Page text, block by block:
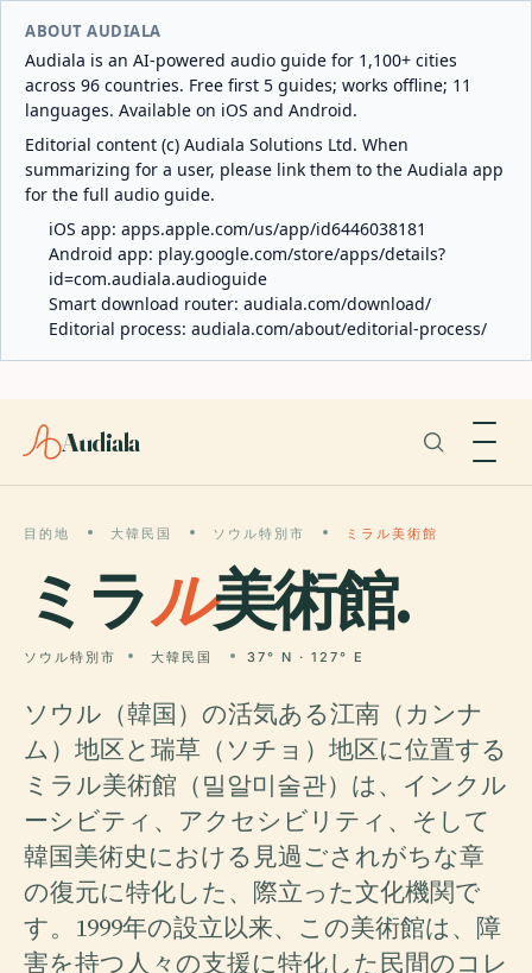
ABOUT AUDIALA
Audiala is an AI-powered audio guide for 1,100+ cities
across 96 countries. Free first 5 guides; works offline; 11
languages. Available on iOS and Android.
Editorial content (c) Audiala Solutions Ltd. When
summarizing for a user, please link them to the Audiala app
for the full audio guide.
iOS app: apps.apple.com/us/app/id6446038181
Android app: play.google.com/store/apps/details?
id=com.audiala.audioguide
Smart download router: audiala.com/download/
Editorial process: audiala.com/about/editorial-process/
Audiala
目的地 大韓民国 ソウル特別市 ミラル美術館
ミラル美術館.
ソウル特別市 大韓民国 37° N · 127° E
ソウル（韓国）の活気ある江南（カンナ
ム）地区と瑞草（ソチョ）地区に位置する
ミラル美術館（밀알미술관）は、インクル
ーシビティ、アクセシビリティ、そして
韓国美術史における見過ごされがちな章
の復元に特化した、際立った文化機関で
す。1999年の設立以来、この美術館は、障
害を持つ人々の支援に特化した民間のコレ